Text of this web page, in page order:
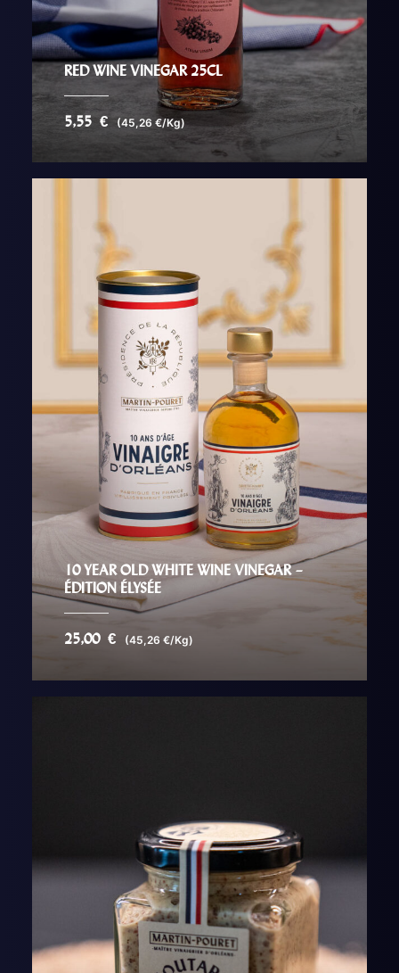
RED WINE VINEGAR 25CL
5,55 € (45,26 €/Kg)
10 YEAR OLD WHITE WINE VINEGAR –
ÉDITION ÉLYSÉE
25,00 € (45,26 €/Kg)